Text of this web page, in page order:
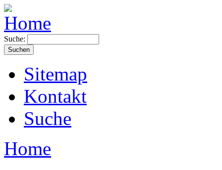
Suche:
Sitemap
Kontakt
Suche
Home